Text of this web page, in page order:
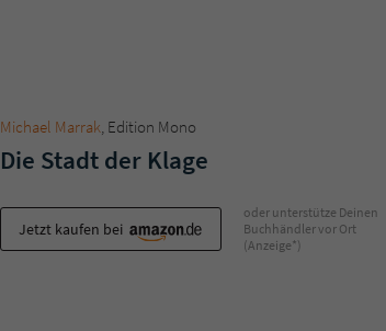
Michael Marrak, Edition Mono
Die Stadt der Klage
Jetzt kaufen bei
oder unterstütze Deinen
Buchhändler vor Ort
(Anzeige*)
Laufzeit Session